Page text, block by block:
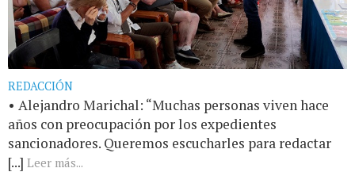
REDACCIÓN
• Alejandro Marichal: “Muchas personas viven hace
años con preocupación por los expedientes
sancionadores. Queremos escucharles para redactar
[...] Leer más...